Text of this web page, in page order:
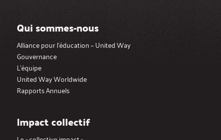
Qui sommes-nous
Alliance pour l’éducation – United Way
Gouvernance
L’équipe
United Way Worldwide
Rapports Annuels
Impact collectif